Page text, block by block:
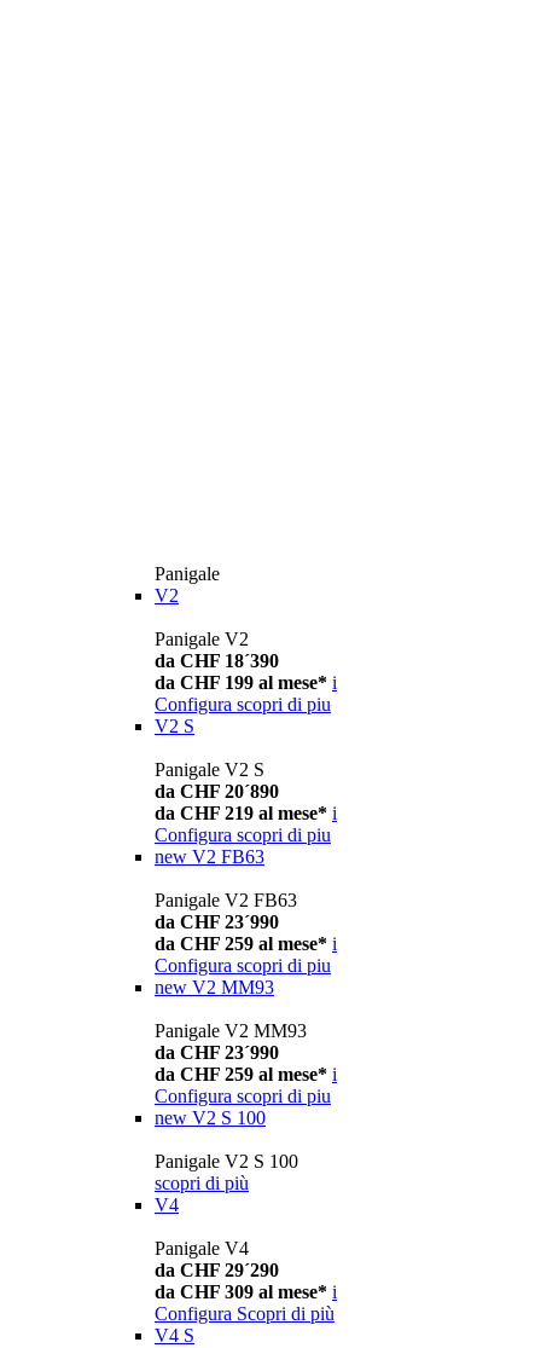
Panigale
V2
Panigale V2
da CHF 18´390
da CHF 199 al mese* i
Configura scopri di piu
V2 S
Panigale V2 S
da CHF 20´890
da CHF 219 al mese* i
Configura scopri di piu
new V2 FB63
Panigale V2 FB63
da CHF 23´990
da CHF 259 al mese* i
Configura scopri di piu
new V2 MM93
Panigale V2 MM93
da CHF 23´990
da CHF 259 al mese* i
Configura scopri di piu
new V2 S 100
Panigale V2 S 100
scopri di più
V4
Panigale V4
da CHF 29´290
da CHF 309 al mese* i
Configura Scopri di più
V4 S